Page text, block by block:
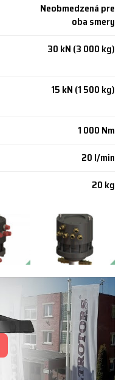
Neobmedzená pre
oba smery
30 kN (3 000 kg)
15 kN (1 500 kg)
1 000 Nm
20 l/min
20 kg